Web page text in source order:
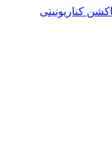
کناریونیتی